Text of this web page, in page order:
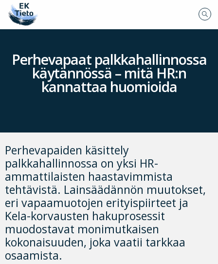
Perhevapaat palkkahallinnossa
käytännössä – mitä HR:n
kannattaa huomioida
Perhevapaiden käsittely
palkkahallinnossa on yksi HR-
ammattilaisten haastavimmista
tehtävistä. Lainsäädännön muutokset,
eri vapaamuotojen erityispiirteet ja
Kela-korvausten hakuprosessit
muodostavat monimutkaisen
kokonaisuuden, joka vaatii tarkkaa
osaamista.